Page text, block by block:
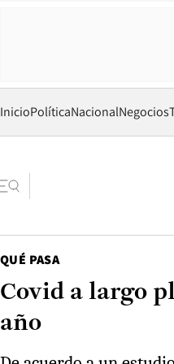
InicioPolíticaNacionalNegocios
QUÉ PASA
Covid a largo
año